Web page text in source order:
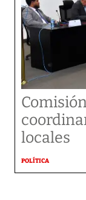
locales
POLÍTICA